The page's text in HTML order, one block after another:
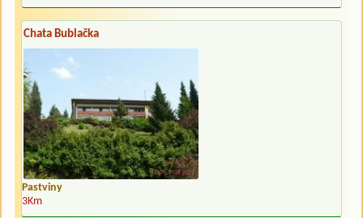
Chata Bublačka
Pastviny
3Km